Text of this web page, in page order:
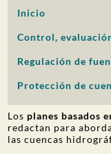
Buscar:
Inicio
Control,
Regulación de
Protección de
Los planes basados
redactan para
las cuencas